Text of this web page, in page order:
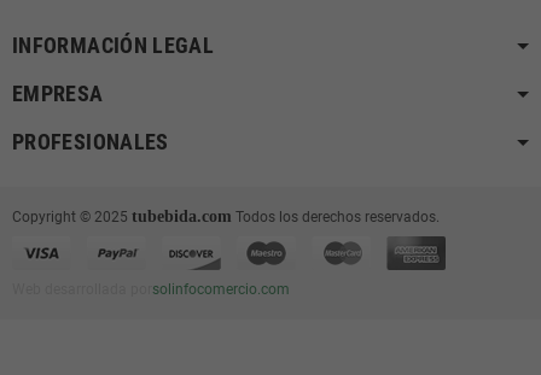
INFORMACIÓN LEGAL
EMPRESA
PROFESIONALES
Copyright © 2025 tubebida.com Todos los derechos reservados.
solinfocomercio.com